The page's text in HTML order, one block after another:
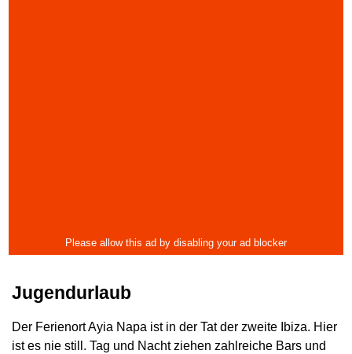
Jugendurlaub
Der Ferienort Ayia Napa ist in der Tat der zweite Ibiza. Hier
ist es nie still. Tag und Nacht ziehen zahlreiche Bars und